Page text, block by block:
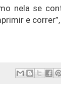
nela se
e